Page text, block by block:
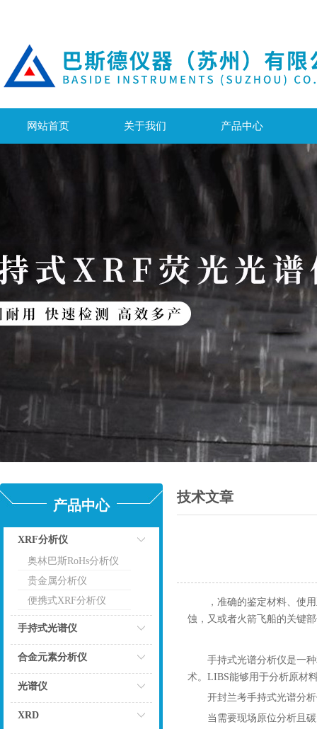
网站首页 关于我们 产品中心
产品中心
XRF分析仪
点击
奥林巴斯RoHs分析仪
贵金属分析仪
便携式XRF分析仪
手持式光谱仪
合金元素分析仪
光谱仪
XRD
技术文章
，准确的鉴定材料、使
蚀，又或者火箭飞船的关键
手持式光谱分析仪是一
术。LIBS能够用于分析原材
开封兰考手持式光谱分
当需要现场原位分析且